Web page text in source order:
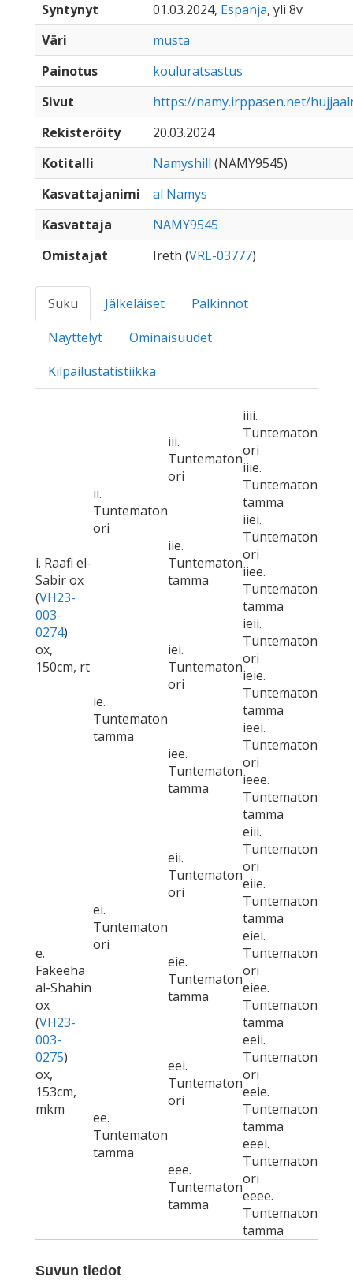
Syntynyt
01.03.2024, Espanja, yli 8v
Väri
musta
Painotus
kouluratsastus
Sivut
https://namy.irppasen.net/
Rekisteröity
20.03.2024
Kotitalli
Namyshill (NAMY9545)
Kasvattajanimi
al Namys
Kasvattaja
NAMY9545
Omistajat
Ireth (VRL-03777)
Suku Jälkeläiset
Palkinnot
Näyttelyt
Ominaisuudet
Kilpailustatistiikka
i. Raafi el-
Sabir ox
(VH23-
003-
0274)
ox,
150cm, rt
ii.
Tuntematon
ori
iii.
Tuntematon
ori
iiii.
Tuntematon
ori
iiie.
Tuntematon
tamma
iie.
Tuntematon
tamma
iiei.
Tuntematon
ori
iiee.
Tuntematon
tamma
ie.
Tuntematon
tamma
iei.
Tuntematon
ori
ieii.
Tuntematon
ori
ieie.
Tuntematon
tamma
iee.
Tuntematon
tamma
ieei.
Tuntematon
ori
ieee.
Tuntematon
tamma
e.
Fakeeha
al-Shahin
ox
(VH23-
003-
0275)
ox,
153cm,
mkm
ei.
Tuntematon
ori
eii.
Tuntematon
ori
eiii.
Tuntematon
ori
eiie.
Tuntematon
tamma
eie.
Tuntematon
tamma
eiei.
Tuntematon
ori
eiee.
Tuntematon
tamma
ee.
Tuntematon
tamma
eei.
Tuntematon
ori
eeii.
Tuntematon
ori
eeie.
Tuntematon
tamma
eee.
Tuntematon
tamma
eeei.
Tuntematon
ori
eeee.
Tuntematon
tamma
Suvun tiedot